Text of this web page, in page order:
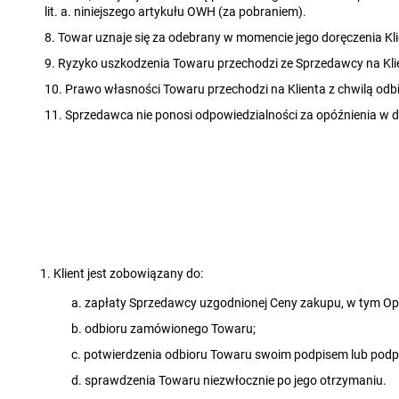
lit. a. niniejszego artykułu OWH (za pobraniem).
8. Towar uznaje się za odebrany w momencie jego doręczenia
9. Ryzyko uszkodzenia Towaru przechodzi ze Sprzedawcy na
10. Prawo własności Towaru przechodzi na Klienta z chwilą
11. Sprzedawca nie ponosi odpowiedzialności za opóźnienia
Klient jest zobowiązany do:
a. zapłaty Sprzedawcy uzgodnionej Ceny zakupu, w tym
b. odbioru zamówionego Towaru;
c. potwierdzenia odbioru Towaru swoim podpisem lub
d. sprawdzenia Towaru niezwłocznie po jego otrzymaniu.